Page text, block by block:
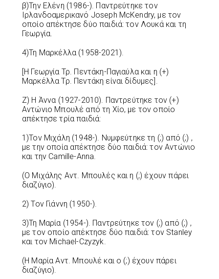
β)Την Ελένη (1986-). Παντρεύτηκε τον
Ιρλανδοαμερικανό Joseph McKendry, με τον
οποίο απέκτησε δύο παιδιά: τον Λουκά και τη
Γεωργία.
4)Τη Μαρκέλλα (1958-2021).
[Η Γεωργία Τρ. Πεντάκη-Παγιαύλα και η (+)
Μαρκέλλα Τρ. Πεντάκη είναι δίδυμες].
Ζ) Η Άννα (1927-2010). Παντρεύτηκε τον (+)
Αντώνιο Μπουλέ από τη Χίο, με τον οποίο
απέκτησε τρία παιδιά:
1)Τον Μιχάλη (1948-). Νυμφεύτηκε τη (;) από (;) ,
με την οποία απέκτησε δύο παιδιά: τον Αντώνιο
και την Camille-Anna.
(Ο Μιχάλης Αντ. Μπουλές και η (;) έχουν πάρει
διαζύγιο).
2) Τον Γιάννη (1950-).
3)Τη Μαρία (1954-). Παντρεύτηκε τον (;) από (;) ,
με τον οποίο απέκτησε δύο παιδιά: τον Stanley
και τον Michael-Czyzyk.
(Η Μαρία Αντ. Μπουλέ και ο (;) έχουν πάρει
διαζύγιο).